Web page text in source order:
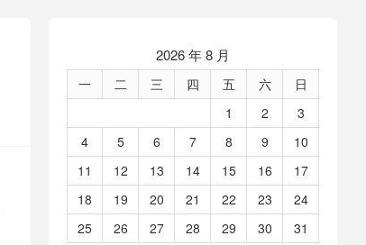
2026 年 8 月
一 二 三 四 五 六
日
1
2
3
4
5 6 7 8 9
10
11
12 13 14 15 16
17
18
19 20 21 22 23
24
25
26 27 28 29 30
31